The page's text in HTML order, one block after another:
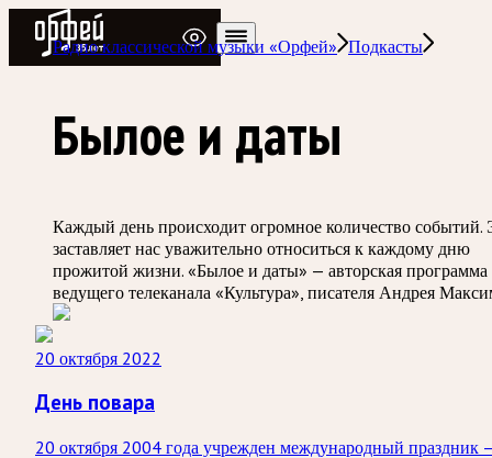
Радио Орфей
Радио классической музыки «Орфей» Подкасты
Былое и даты
Каждый день происходит огромное количество событий.
заставляет нас уважительно относиться к каждому дню
прожитой жизни. «Былое и даты» — авторская программа
ведущего телеканала «Культура», писателя Андрея
20 октября 2022
День повара
20 октября 2004 года учрежден международный праздник